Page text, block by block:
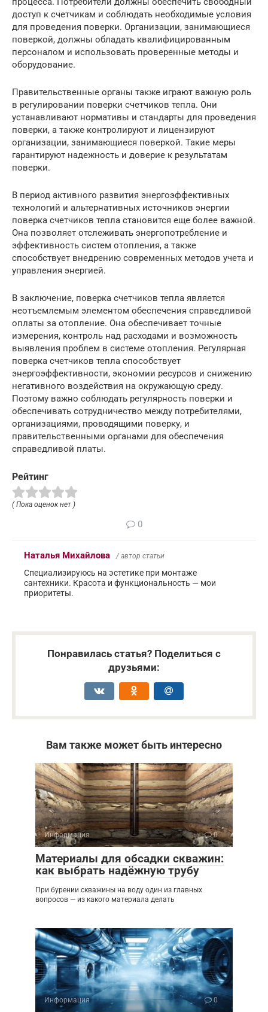
доступ к счетчикам и соблюдать необходимые условия
для проведения поверки. Организации, занимающиеся
поверкой, должны обладать квалифицированным
персоналом и использовать проверенные методы и
оборудование.
Правительственные органы также играют важную роль
в регулировании поверки счетчиков тепла. Они
устанавливают нормативы и стандарты для проведения
поверки, а также контролируют и лицензируют
организации, занимающиеся поверкой. Такие меры
гарантируют надежность и доверие к результатам
поверки.
В период активного развития энергоэффективных
технологий и альтернативных источников энергии
поверка счетчиков тепла становится еще более важной.
Она позволяет отслеживать энергопотребление и
эффективность систем отопления, а также
способствует внедрению современных методов учета и
управления энергией.
В заключение, поверка счетчиков тепла является
неотъемлемым элементом обеспечения справедливой
оплаты за отопление. Она обеспечивает точные
измерения, контроль над расходами и возможность
выявления проблем в системе отопления. Регулярная
поверка счетчиков тепла способствует
энергоэффективности, экономии ресурсов и снижению
негативного воздействия на окружающую среду.
Поэтому важно соблюдать регулярность поверки и
обеспечивать сотрудничество между потребителями,
организациями, проводящими поверку, и
правительственными органами для обеспечения
справедливой платы.
Рейтинг
( Пока оценок нет )
0
Наталья Михайлова / автор статьи
Специализируюсь на эстетике при монтаже
сантехники. Красота и функциональность — мои
приоритеты.
Понравилась статья? Поделиться с
друзьями:
Вам также может быть интересно
Информация 0
Материалы для обсадки скважин:
как выбрать надёжную трубу
При бурении скважины на воду один из главных
вопросов — из какого материала делать
Информация 0